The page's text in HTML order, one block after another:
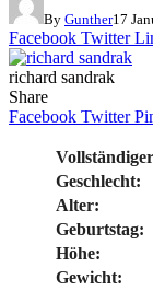
By Gunther17
Facebook Twitter
richard sandrak
Share
Facebook Twitter
Geschlecht:
Alter:
Geburtstag:
Höhe:
Gewicht: